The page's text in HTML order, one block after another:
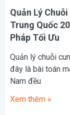
Quản Lý
Trung Quốc
Pháp Tối Ưu
Quản lý chuỗi
đây là bài toán
Nam đều
Xem thêm »